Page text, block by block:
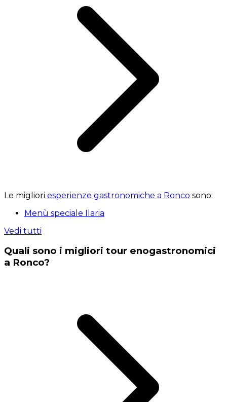
Le migliori esperienze gastronomiche a Ronco sono:
Menù speciale Ilaria
Vedi tutti
Quali sono i migliori tour enogastronomici
a Ronco?